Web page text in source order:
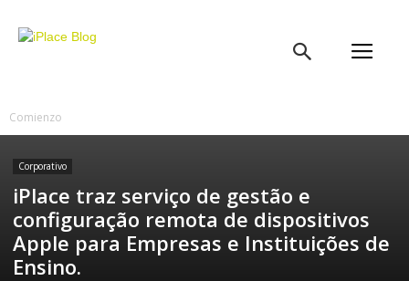
Comienzo
Corporativo
iPlace traz serviço de gestão e
configuração remota de dispositivos
Apple para Empresas e Instituições de
Ensino.